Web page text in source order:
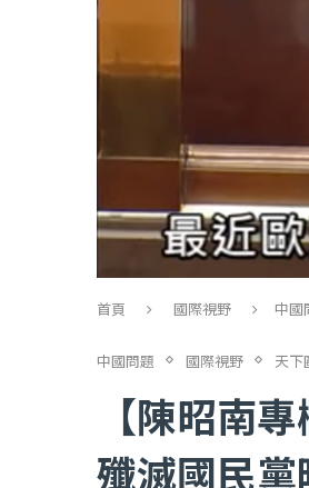
首頁 國際視野 中國
中國問題 國際視野 天下
【陳昭南
殲滅國民